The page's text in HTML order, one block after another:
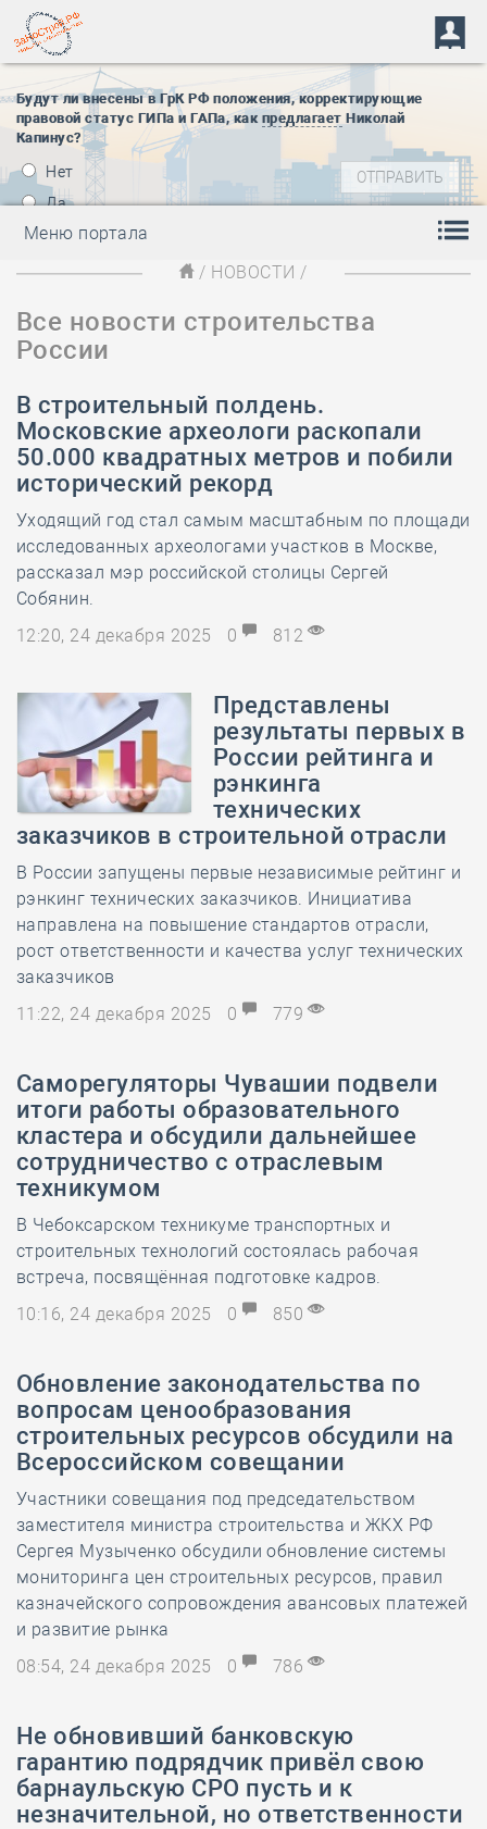
Будут ли внесены в ГрК РФ положения, корректирующие
правовой статус ГИПа и ГАПа, как предлагает Николай
Капинус?
Нет
Да
Меню портала
/ НОВОСТИ /
Все новости строительства
России
В строительный полдень.
Московские археологи раскопали
50.000 квадратных метров и побили
исторический рекорд
Уходящий год стал самым масштабным по площади
исследованных археологами участков в Москве,
рассказал мэр российской столицы Сергей
Собянин.
12:20, 24 декабря 2025
0 812
Представлены
результаты первых в
России рейтинга и
рэнкинга
технических
заказчиков в строительной отрасли
В России запущены первые независимые рейтинг и
рэнкинг технических заказчиков. Инициатива
направлена на повышение стандартов отрасли,
рост ответственности и качества услуг технических
заказчиков
11:22, 24 декабря 2025
0 779
Саморегуляторы Чувашии подвели
итоги работы образовательного
кластера и обсудили дальнейшее
сотрудничество с отраслевым
техникумом
В Чебоксарском техникуме транспортных и
строительных технологий состоялась рабочая
встреча, посвящённая подготовке кадров.
10:16, 24 декабря 2025
0 850
Обновление законодательства по
вопросам ценообразования
строительных ресурсов обсудили на
Всероссийском совещании
Участники совещания под председательством
заместителя министра строительства и ЖКХ РФ
Сергея Музыченко обсудили обновление системы
мониторинга цен строительных ресурсов, правил
казначейского сопровождения авансовых платежей
и развитие рынка
08:54, 24 декабря 2025
0 786
Не обновивший банковскую
гарантию подрядчик привёл свою
барнаульскую СРО пусть и к
незначительной, но ответственности